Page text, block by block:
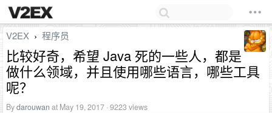
V2EX › 程序员
比较好奇，希望 Java 死的一些人，都是
做什么领域，并且使用哪些语言，哪些工具
呢？
Bydarouwan at May 19, 2017 · 9223 views